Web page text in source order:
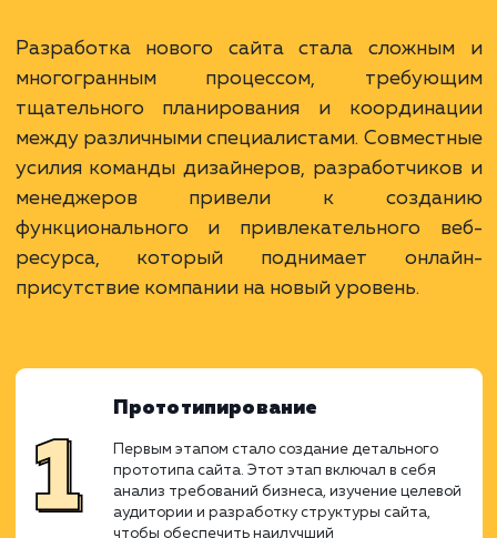
Ход работ
многогранным процессом,
тщательного планирования и
между различными специалистами.
усилия команды дизайнеров,